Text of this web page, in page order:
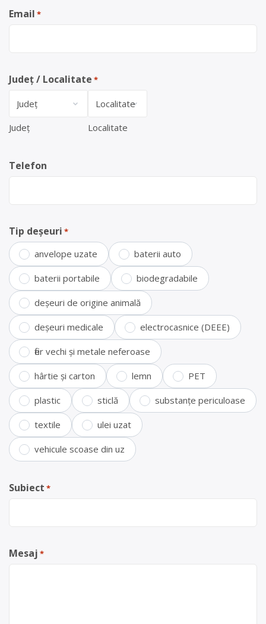
Email *
Județ / Localitate *
Județ Localitate
Telefon
Tip deșeuri *
anvelope uzate baterii auto
baterii portabile biodegradabile
deșeuri de origine animală
deșeuri medicale electrocasnice (DEEE)
fier vechi și metale neferoase
hârtie și carton lemn PET
plastic sticlă substanțe periculoase
textile ulei uzat
vehicule scoase din uz
Subiect *
Mesaj *